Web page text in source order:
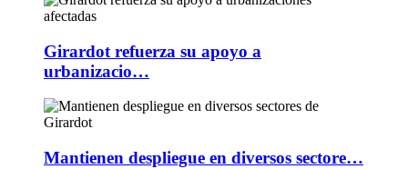
Girardot refuerza su apoyo a
urbanizacio…
Mantienen despliegue en diversos sectore…